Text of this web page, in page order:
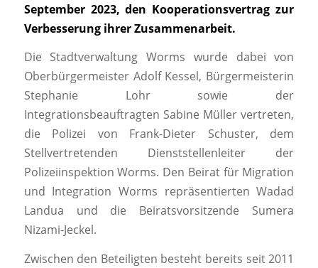
September 2023, den Kooperationsvertrag zur
Verbesserung ihrer Zusammenarbeit.
Die Stadtverwaltung Worms wurde dabei von
Oberbürgermeister Adolf Kessel, Bürgermeisterin
Stephanie Lohr sowie der
Integrationsbeauftragten Sabine Müller vertreten,
die Polizei von Frank-Dieter Schuster, dem
Stellvertretenden Dienststellenleiter der
Polizeiinspektion Worms. Den Beirat für Migration
und Integration Worms repräsentierten Wadad
Landua und die Beiratsvorsitzende Sumera
Nizami-Jeckel.
Zwischen den Beteiligten besteht bereits seit 2011